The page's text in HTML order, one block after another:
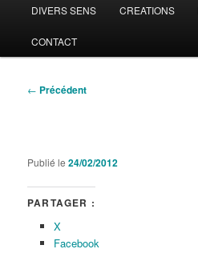
principal
DIVERS SENS CREATIONS
CONTACT
Navigation
← Précédent
Publié le24/02/2012
PARTAGER :
X
Facebook